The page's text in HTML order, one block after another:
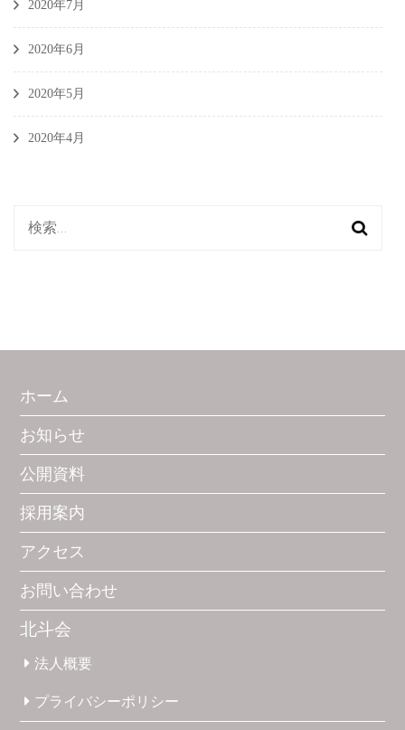
2020年7月
2020年6月
2020年5月
2020年4月
検
ホーム
お知らせ
公開資料
採用案内
アクセス
お問い合わせ
北斗会
法人概要
プライバシーポリシー